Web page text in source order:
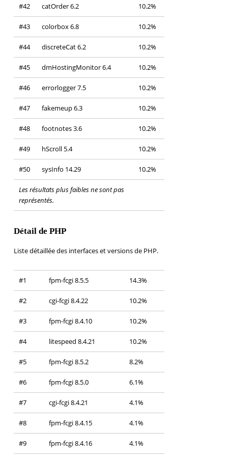
#42 catOrder 6.2 10.2%
#43 colorbox 6.8 10.2%
#44 discreteCat 6.2 10.2%
#45 dmHostingMonitor 6.4 10.2%
#46 errorlogger 7.5 10.2%
#47 fakemeup 6.3 10.2%
#48 footnotes 3.6 10.2%
#49 hScroll 5.4 10.2%
#50 sysInfo 14.29 10.2%
Les résultats plus faibles ne sont pas
représentés.
Détail de PHP
Liste détaillée des interfaces et versions de PHP.
#1 fpm-fcgi 8.5.5 14.3%
#2 cgi-fcgi 8.4.22 10.2%
#3 fpm-fcgi 8.4.10 10.2%
#4 litespeed 8.4.21 10.2%
#5 fpm-fcgi 8.5.2 8.2%
#6 fpm-fcgi 8.5.0 6.1%
#7 cgi-fcgi 8.4.21 4.1%
#8 fpm-fcgi 8.4.15 4.1%
#9 fpm-fcgi 8.4.16 4.1%